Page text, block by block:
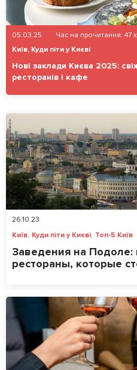
05.03.25 Час на прочитання: 47
Київ, Куди піти у Києві
Нові заклади Києва 2025:
ресторанів і кафе
26.10.23
Київ, Куди піти у Києві, Топ-5 Київ
Заведения на Подоле:
рестораны, которые